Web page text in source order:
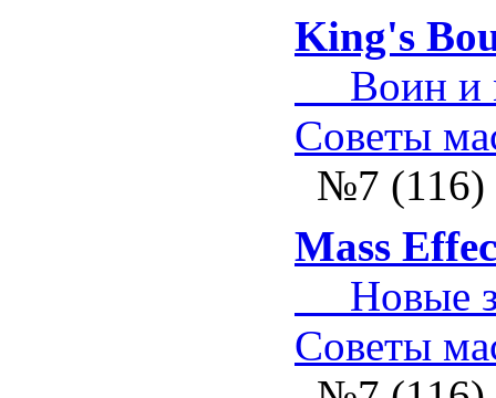
King's
Воин и
Советы
№7 (116)
Mass
Новые
Советы